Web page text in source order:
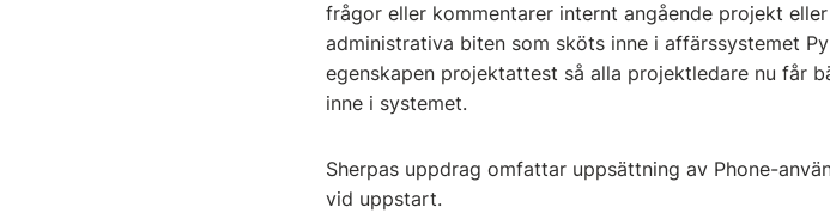
frågor eller kommentarer internt angående projekt
administrativa biten som sköts inne i affärssystemet
egenskapen projektattest så alla projektledare nu får
inne i systemet.
Sherpas uppdrag omfattar uppsättning av Phone-
vid uppstart.